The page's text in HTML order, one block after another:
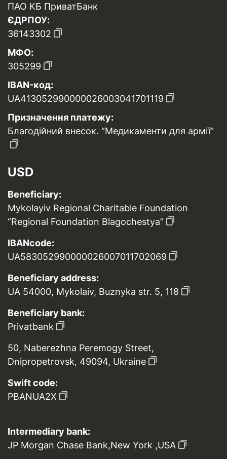
ПАО КБ ПриватБанк
ЄДРПОУ:
36143302
МФО:
305299
IBAN-код:
UA413052990000026003041701119
Призначення платежу:
Благодійний внесок. “Медикаменти для армії”
USD
Beneficiary:
Mykolayiv Regional Charitable Foundation
“Regional Foundation Blagochestya”
IBANcode:
UA583052990000026007011702069
Beneficiary address:
UA 54000, Mykolaiv, Buznyka str. 5, 118
Beneficiary bank:
Privatbank
50, Naberezhna Peremogy Street,
Dnipropetrovsk, 49094, Ukraine
Swift code:
PBANUA2X
Intermediary bank:
JP Morgan Chase Bank,New York ,USA